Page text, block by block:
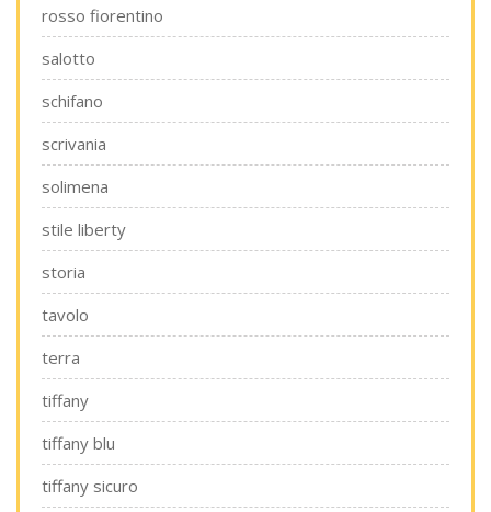
rosso fiorentino
salotto
schifano
scrivania
solimena
stile liberty
storia
tavolo
terra
tiffany
tiffany blu
tiffany sicuro